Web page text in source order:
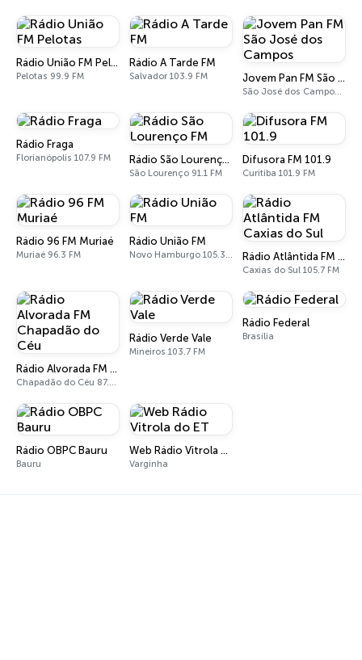
Rádio União FM Pelotas
Pelotas 99.9 FM
Rádio A Tarde FM
Salvador 103.9 FM Jovem Pan FM São José dos Campos
São José dos Campos 94.3 FM
Rádio Fraga
Florianópolis 107.9 FM Rádio São Lourenço FM
São Lourenço 91.1 FM
Difusora FM 101.9
Curitiba 101.9 FM
Rádio 96 FM Muriaé
Muriaé 96.3 FM
Rádio União FM
Novo Hamburgo 105.3 FM Rádio Atlântida FM Caxias do Sul
Caxias do Sul 105.7 FM
Rádio Alvorada FM Chapadão do Céu
Chapadão do Céu 87.9 FM
Rádio Verde Vale
Mineiros 103.7 FM
Rádio Federal
Brasília
Rádio OBPC Bauru
Bauru
Web Rádio Vitrola do ET
Varginha